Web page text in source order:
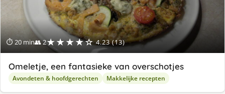
⏱ 20 min👥 2★★★★☆ 4.23 (13)
Omeletje, een fantasieke van overschotjes
Avondeten & hoofdgerechten Makkelijke recepten